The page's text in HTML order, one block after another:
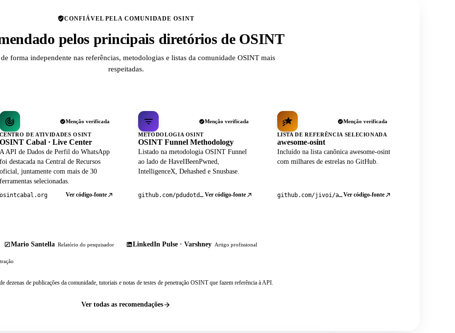
CONFIÁVEL PELA COMUNIDADE OSINT
pelos principais diretórios de OSINT
forma independente nas referências, metodologias e listas da comunidade OSINT mais
respeitadas.
Menção verificada
CENTRO DE ATIVIDADES OSINT
OSINT Cabal · Live Center
A API de Dados de Perfil do WhatsApp
foi destacada na Central de Recursos
oficial, juntamente com mais de 30
ferramentas selecionadas.
osintcabal.org Ver código-fonte
Menção verificada
METODOLOGIA OSINT
OSINT Funnel Methodology
Listado na metodologia OSINT Funnel
ao lado de HaveIBeenPwned,
IntelligenceX, Dehashed e Snusbase.
github.com/pdudotdev/ofm Ver código-fonte
Menção verificada
LISTA DE REFERÊNCIA SELECIONADA
awesome-osint
Incluído na lista canônica awesome-osint
com milhares de estrelas no GitHub.
github.com/jivoi/awesome-osintVer código-fonte
Mario Santella Relatório do pesquisador LinkedIn Pulse · Varshney Artigo profissional
dezenas de publicações da comunidade, tutoriais e notas de testes de penetração OSINT que fazem referência à API.
Ver todas as recomendações